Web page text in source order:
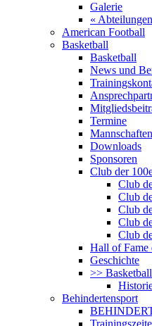
Galerie
« Abteilungen
American Football
Basketball
Basketball
News und
Termine
Mannschaften
Downloads
Sponsoren
Club der
Club
Club
Club
Club
Club
Hall of Fame
Geschichte
>>
Behindertensport